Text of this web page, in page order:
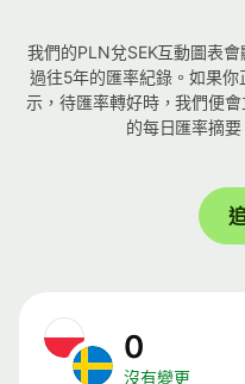
我們的PLN兌SEK互動圖表
過往5年的匯率紀錄。如果
示，待匯率轉好時，我們便
的每日匯率摘
0
沒有變更